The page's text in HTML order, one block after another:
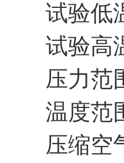
试验低
试验高
压力范
温度范
压缩空